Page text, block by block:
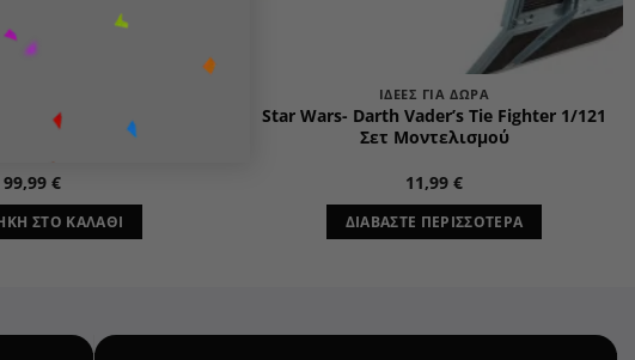
Legacy Αγαλματίδιο
99,99 €
ΣΤΟ ΚΑΛΆΘΙ
ΙΔΈΕΣ ΓΙΑ ΔΏΡΑ
Star Wars- Darth Vader’s Tie Fighter 1/121
Σετ Μοντελισμού
11,99 €
ΔΙΑΒΆΣΤΕ ΠΕΡΙΣΣΌΤΕΡΑ